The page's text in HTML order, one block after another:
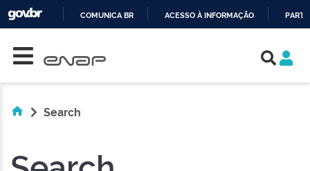
COMUNICA BR ACESSO À INFORMAÇÃO
Search